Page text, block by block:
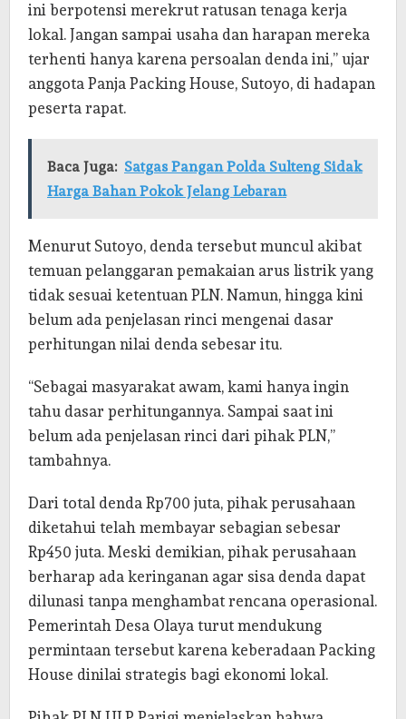
ini berpotensi merekrut ratusan tenaga kerja
lokal. Jangan sampai usaha dan harapan mereka
terhenti hanya karena persoalan denda ini,” ujar
anggota Panja Packing House, Sutoyo, di hadapan
peserta rapat.
Baca Juga: Satgas Pangan Polda Sulteng Sidak
Harga Bahan Pokok Jelang Lebaran
Menurut Sutoyo, denda tersebut muncul akibat
temuan pelanggaran pemakaian arus listrik yang
tidak sesuai ketentuan PLN. Namun, hingga kini
belum ada penjelasan rinci mengenai dasar
perhitungan nilai denda sebesar itu.
“Sebagai masyarakat awam, kami hanya ingin
tahu dasar perhitungannya. Sampai saat ini
belum ada penjelasan rinci dari pihak PLN,”
tambahnya.
Dari total denda Rp700 juta, pihak perusahaan
diketahui telah membayar sebagian sebesar
Rp450 juta. Meski demikian, pihak perusahaan
berharap ada keringanan agar sisa denda dapat
dilunasi tanpa menghambat rencana operasional.
Pemerintah Desa Olaya turut mendukung
permintaan tersebut karena keberadaan Packing
House dinilai strategis bagi ekonomi lokal.